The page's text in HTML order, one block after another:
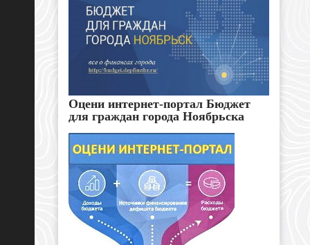
Оцени интернет-портал Бюджет
для граждан города Ноябрьска